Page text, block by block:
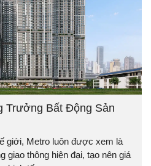
Trưởng Bất Động Sản
giới, Metro luôn được xem là
giao thông hiện đại, tạo nên giá